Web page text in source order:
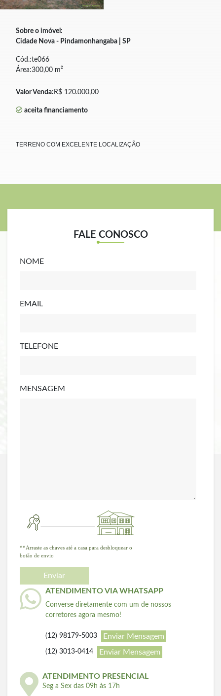
Sobre o imóvel:
Cidade Nova - Pindamonhangaba | SP
Cód.:te066
Área:300,00 m²
Valor Venda: R$ 120.000,00
aceita financiamento
TERRENO COM EXCELENTE LOCALIZAÇÃO
FALE CONOSCO
NOME
EMAIL
TELEFONE
MENSAGEM
**Arraste as chaves até a casa para desbloquear o
botão de envio
Enviar
ATENDIMENTO VIA WHATSAPP
Converse diretamente com um de nossos
corretores agora mesmo!
(12) 98179-5003 Enviar Mensagem
(12) 3013-0414 Enviar Mensagem
ATENDIMENTO PRESENCIAL
Seg a Sex das 09h às 17h